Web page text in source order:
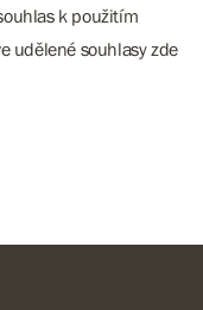
k použitím
udělené souhlasy zde